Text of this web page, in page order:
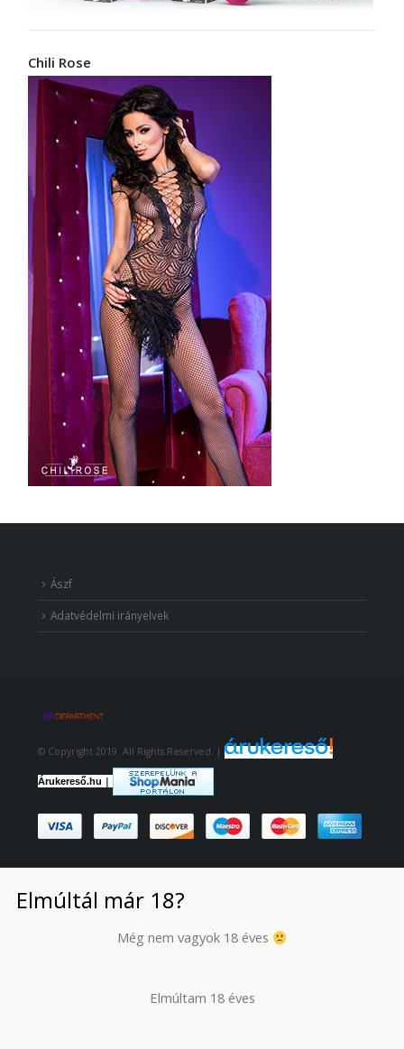
Chili Rose
Ászf
Adatvédelmi irányelvek
© Copyright 2019. All Rights Reserved. |
Árukereső.hu |
Elmúltál már 18?
Még nem vagyok 18 éves
Elmúltam 18 éves